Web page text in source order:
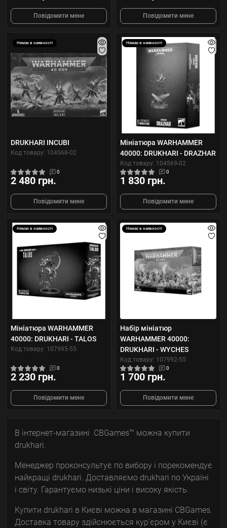
Повідомити мене Повідомити мене
Немає в наявності
DRUKHARI INCUBI
Код товару: 104568-02
0
2 480 грн.
Повідомити мене
Немає в наявності
Мініатюра WARHAMMER
40000: DRUKHARI - DRAZHAR
Код товару: 104569-02
0
1 830 грн.
Повідомити мене
Немає в наявності
Мініатюра WARHAMMER
40000: DRUKHARI - TALOS
Код товару: 107995-55
0
2 230 грн.
Повідомити мене
Немає в наявності
Набір мініатюр
WARHAMMER 40000:
DRUKHARI - WYCHES
Код товару: 107992-55
0
1 700 грн.
Повідомити мене
В інтернет-магазині CBGames™ можна купити
drukhari.
Менеджер проконсультує по вибору і порекомендує
найкращі drukhari. Доставляємо drukhari по Україні
і світу. Гарантуємо низькі ціни і високу якість.
Купити drukhari в Києві можна в магазині CBGames.
Доставка товару здійснюється кур'єром у Києві (є